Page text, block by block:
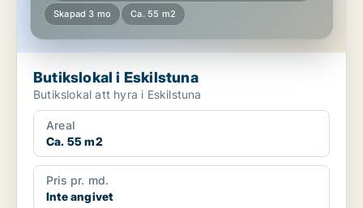
Skapad 3 mo Ca. 55 m2
Butikslokal i Eskilstuna
Butikslokal att hyra i Eskilstuna
Areal
Ca. 55 m2
Pris pr. md.
Inte angivet